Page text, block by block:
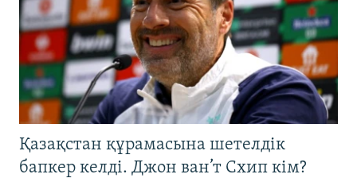
Қазақстан құрамасына шетелдік
бапкер келді. Джон ван’т Схип кім?